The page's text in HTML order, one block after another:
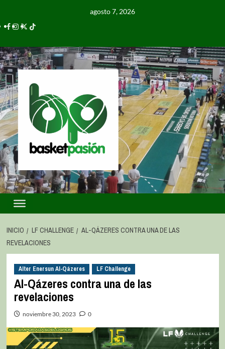
agosto 7, 2026
INICIO LF CHALLENGE
AL-QÁZERES CONTRA UNA DE LAS
REVELACIONES
Alter Enersun Al-Qázeres LF Challenge
Al-Qázeres contra una de las
revelaciones
noviembre 30, 2023 0